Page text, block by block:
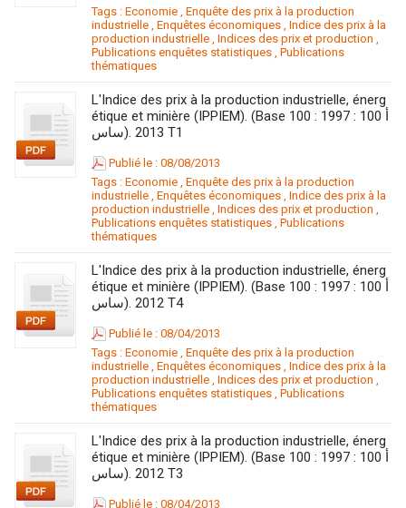
Tags : Economie , Enquête des prix à la production
industrielle , Enquêtes économiques , Indice des prix à la
production industrielle , Indices des prix et production ,
Publications enquêtes statistiques , Publications
thématiques
L'Indice des prix à la production industrielle, énerg
étique et minière (IPPIEM). (Base 100 : 1997 : 100 أ
ساس). 2013 T1
Publié le : 08/08/2013
Tags : Economie , Enquête des prix à la production
industrielle , Enquêtes économiques , Indice des prix à la
production industrielle , Indices des prix et production ,
Publications enquêtes statistiques , Publications
thématiques
L'Indice des prix à la production industrielle, énerg
étique et minière (IPPIEM). (Base 100 : 1997 : 100 أ
ساس). 2012 T4
Publié le : 08/04/2013
Tags : Economie , Enquête des prix à la production
industrielle , Enquêtes économiques , Indice des prix à la
production industrielle , Indices des prix et production ,
Publications enquêtes statistiques , Publications
thématiques
L'Indice des prix à la production industrielle, énerg
étique et minière (IPPIEM). (Base 100 : 1997 : 100 أ
ساس). 2012 T3
Publié le : 08/04/2013